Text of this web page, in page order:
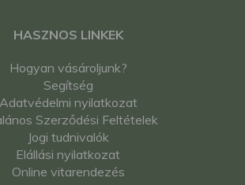
HASZNOS LINKEK
Hogyan vásároljunk?
Segítség
Adatvédelmi nyilatkozat
Szerződési Feltételek
Jogi tudnivalók
Elállási nyilatkozat
Online vitarendezés